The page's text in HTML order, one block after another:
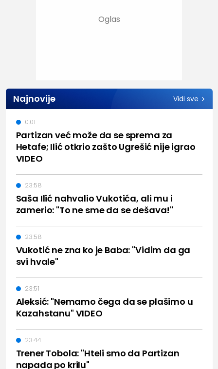
Najnovije Vidi sve
Partizan već može da se sprema za
Hetafe; Ilić otkrio zašto Ugrešić nije igrao
VIDEO
0:01
Saša Ilić nahvalio Vukotića, ali mu i
zamerio: "To ne sme da se dešava!"
23:58
Vukotić ne zna ko je Baba: "Vidim da ga
svi hvale"
23:58
Aleksić: "Nemamo čega da se plašimo u
Kazahstanu" VIDEO
23:51
Trener Tobola: "Hteli smo da Partizan
napada po krilu"
23:44